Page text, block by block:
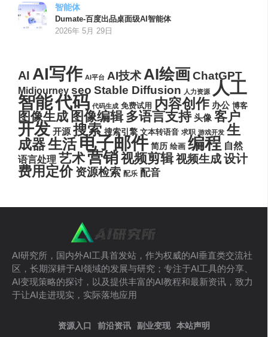
智能体
Dumate-百度出品桌面级AI智能体
2026年 5月 29日
AI AI写作 AI平台 AI技术AI绘画ChatGPT
Midjourney seo Stable Diffusion 人力资源 人工
智能代码 代码生成 免费试用 内容创作 办公 博客
图像生成 图像编辑 多语言支持 头像 客户
开发 开源 搜索 搜索引擎 文本转语音 求职 游戏开发 生
成器生活电子邮件 简历 绘画 编程 自然
语言处理 艺术营销视频剪辑视频生成设计
费用定价 资源检索 配乐 配音
AI研究所，国内外AI工具首发站，作为权威的AI垂直类交流社
区，长期深耕于AI领域的发展与研究；专注于AI工具的分享、
AI变现策略的探讨，以及提供丰富的AI教程和最新资讯，致力
于让AI走进现实，实际落地应用
资源入口 前沿资讯 副业变现 本站声明